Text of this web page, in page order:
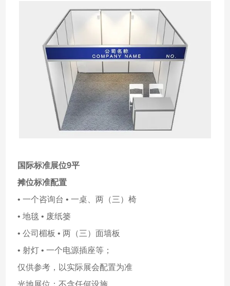
国际标准展位9平
摊位标准配置
• 一个咨询台 • 一桌、两（三）椅
• 地毯 • 废纸篓
• 公司楣板 • 两（三）面墙板
• 射灯 • 一个电源插座等；
仅供参考，以实际展会配置为准